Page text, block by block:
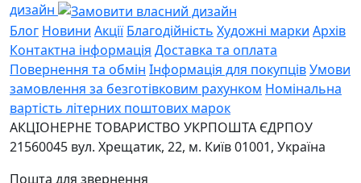
дизайн
Блог Новини Акції Благодійність Художні марки Архів
Контактна інформація Доставка та оплата
Повернення та обмін Інформація для покупцівУмови
замовлення за безготівковим рахунком Номінальна
вартість літерних поштових марок
АКЦІОНЕРНЕ ТОВАРИСТВО УКРПОШТА ЄДРПОУ
21560045 вул. Хрещатик, 22, м. Київ01001, Україна
Пошта для звернення